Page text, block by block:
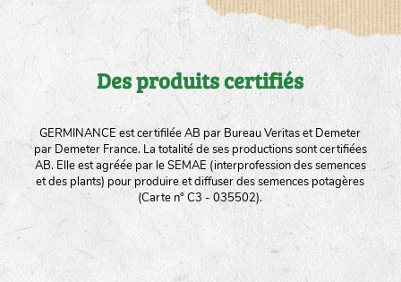
Des produits certifiés
GERMINANCE est certifilée AB par Bureau Veritas et Demeter
par Demeter France. La totalité de ses productions sont certifiées
AB. Elle est agréée par le SEMAE (interprofession des semences
et des plants) pour produire et diffuser des semences potagères
(Carte n° C3 - 035502).